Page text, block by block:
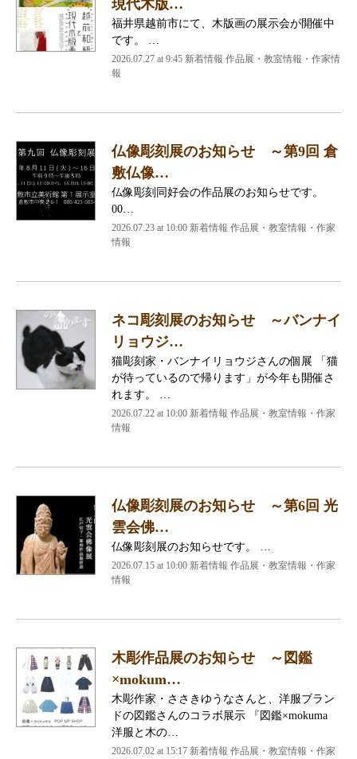
現代木版…
福井県越前市にて、木版画の展示会が開催中
です。 …
2026.07.27 at 9:45 新着情報 作品展・教室情報・作家情
報
仏像彫刻展のお知らせ ～第9回 倉
敷仏像…
仏像彫刻同好会の作品展のお知らせです。
00…
2026.07.23 at 10:00 新着情報 作品展・教室情報・作家
情報
ネコ彫刻展のお知らせ ～バンナイ
リョウジ…
猫彫刻家・バンナイリョウジさんの個展 「猫
が待っているので帰ります」が今年も開催さ
れます。 …
2026.07.22 at 10:00 新着情報 作品展・教室情報・作家
情報
仏像彫刻展のお知らせ ～第6回 光
雲会佛…
仏像彫刻展のお知らせです。 …
2026.07.15 at 10:00 新着情報 作品展・教室情報・作家
情報
木彫作品展のお知らせ ～図鑑
×mokum…
木彫作家・ささきゆうなさんと、洋服ブラン
ドの図鑑さんのコラボ展示 『図鑑×mokuma
洋服と木の…
2026.07.02 at 15:17 新着情報 作品展・教室情報・作家